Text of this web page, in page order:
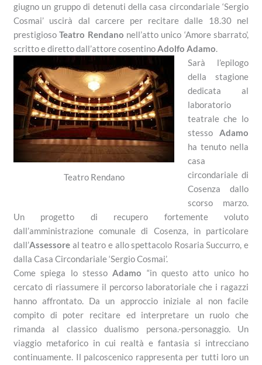
giugno un gruppo di detenuti della casa circondariale ‘Sergio
Cosmai’ uscirà dal carcere per recitare dalle 18.30 nel
prestigiosoTeatro Rendano nell’atto unico ‘Amore sbarrato’,
scritto e diretto dall’attore cosentinoAdolfo Adamo.
Teatro Rendano
Sarà l’epilogo
della stagione
dedicata al
laboratorio
teatrale che lo
stesso Adamo
ha tenuto nella
casa
circondariale di
Cosenza dallo
scorso marzo.
Un progetto di recupero fortemente voluto
dall’amministrazione comunale di Cosenza, in particolare
dall’Assessore al teatro e allo spettacolo Rosaria Succurro, e
dalla Casa Circondariale ‘Sergio Cosmai’.
Come spiega lo stessoAdamo “in questo atto unico ho
cercato di riassumere il percorso laboratoriale che i ragazzi
hanno affrontato. Da un approccio iniziale al non facile
compito di poter recitare ed interpretare un ruolo che
rimanda al classico dualismo persona.-personaggio. Un
viaggio metaforico in cui realtà e fantasia si intrecciano
continuamente. Il palcoscenico rappresenta per tutti loro un